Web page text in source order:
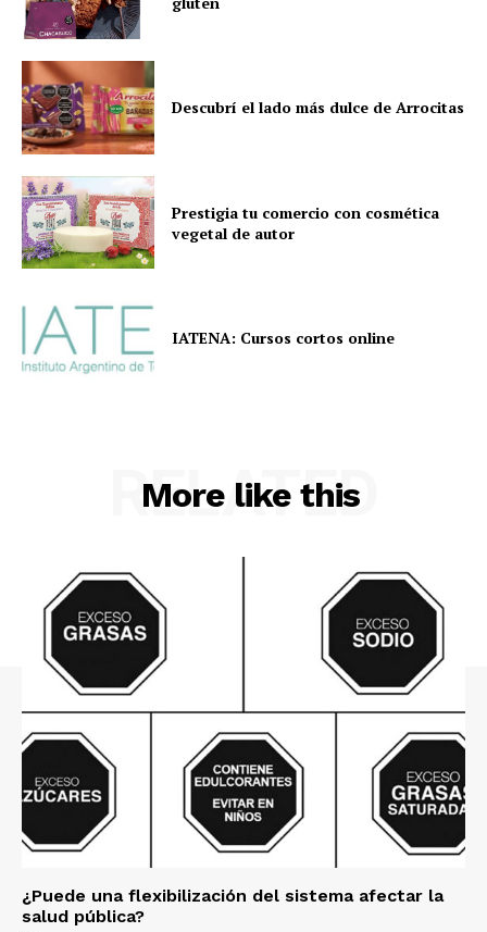
Descubrí el lado más dulce de Arrocitas
Prestigia tu comercio con cosmética
vegetal de autor
IATENA: Cursos cortos online
More like this
RELATED
¿Puede una flexibilización del sistema afectar la
salud pública?